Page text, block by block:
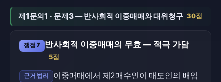
제1문의1 · 문제3 — 반사회적 이중매매와 대위청구 30점
쟁점 7 반사회적 이중매매의 무효 — 적극 가담
5점
근거 법리
이중매매에서 제2매수인이 매도인의 배임